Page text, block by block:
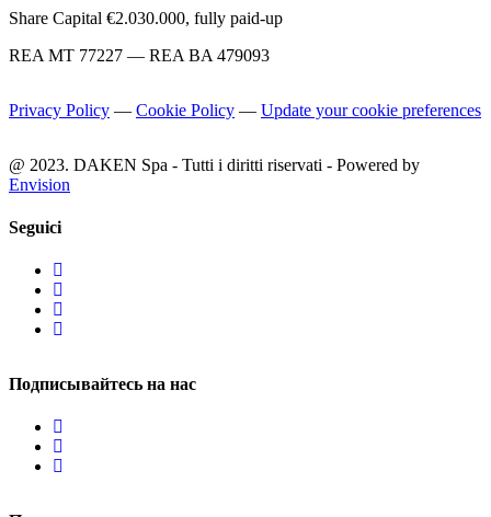
Share Capital €2.030.000, fully paid-up
REA MT 77227 — REA BA 479093
Privacy Policy — Cookie Policy — Update your cookie preferences
@ 2023. DAKEN Spa - Tutti i diritti riservati - Powered by
Envision
Seguici
Подписывайтесь на нас